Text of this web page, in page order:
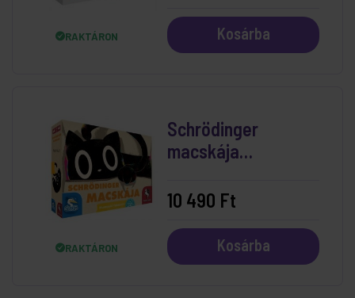
RAKTÁRON Kosárba
RAKTÁRON
Schrödinger
macskája
10 490 Ft
Kosárba